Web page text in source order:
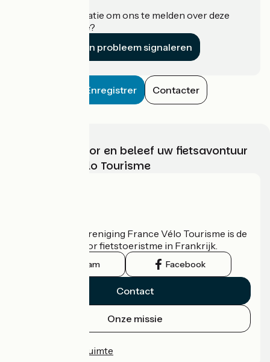
Heeft u informatie om ons te melden over deze
accommodatie?
Een probleem signaleren
Enregistrer Contacter
Kies, bereid voor en beleef uw fietsavontuur
met France Vélo Tourisme
De nationale vereniging France Vélo Tourisme is de
officiële gids voor fietstoeristme in Frankrijk.
Instagram Facebook
Contact
Onze missie
Professionele ruimte